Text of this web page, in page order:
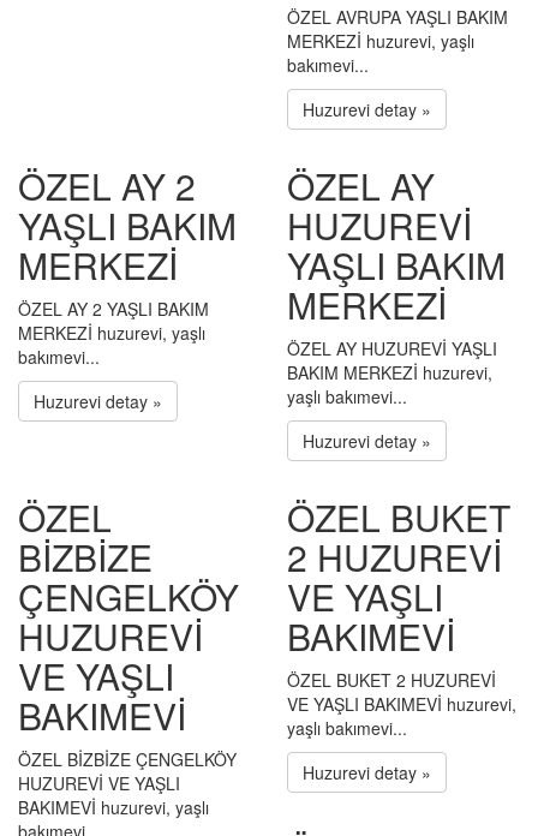
ÖZEL AVRUPA YAŞLI BAKIM
MERKEZİ huzurevi, yaşlı
bakımevi...
Huzurevi detay »
ÖZEL AY 2
YAŞLI BAKIM
MERKEZİ
ÖZEL AY 2 YAŞLI BAKIM
MERKEZİ huzurevi, yaşlı
bakımevi...
Huzurevi detay »
ÖZEL AY
HUZUREVİ
YAŞLI BAKIM
MERKEZİ
ÖZEL AY HUZUREVİ YAŞLI
BAKIM MERKEZİ huzurevi,
yaşlı bakımevi...
Huzurevi detay »
ÖZEL
BİZBİZE
ÇENGELKÖY
HUZUREVİ
VE YAŞLI
BAKIMEVİ
ÖZEL BİZBİZE ÇENGELKÖY
HUZUREVİ VE YAŞLI
BAKIMEVİ huzurevi, yaşlı
bakımevi...
ÖZEL BUKET
2 HUZUREVİ
VE YAŞLI
BAKIMEVİ
ÖZEL BUKET 2 HUZUREVİ
VE YAŞLI BAKIMEVİ huzurevi,
yaşlı bakımevi...
Huzurevi detay »